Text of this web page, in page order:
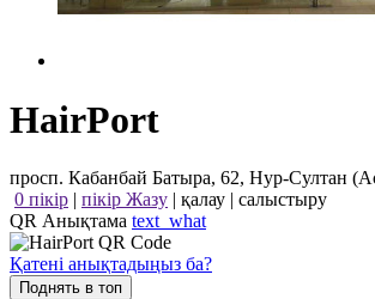
HairPort
просп. Кабанбай Батыра, 62, Нур-Султан
0 пікір | пікір Жазу | қалау | салыстыру
QR Анықтама text_what
Қатені анықтадыңыз ба?
Поднять в топ